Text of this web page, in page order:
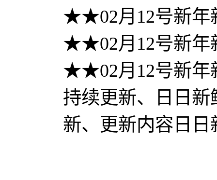
★★02月12号新
★★02月12号新
★★02月12号新
持续更新、日日
新、更新内容日日